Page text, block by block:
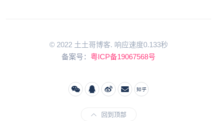
© 2022 土土哥博客. 响应速度0.133秒
备案号： 粤ICP备19067568号
回到顶部